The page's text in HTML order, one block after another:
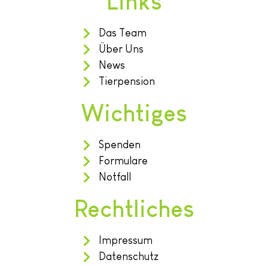
Das Team
Über Uns
News
Tierpension
Wichtiges
Spenden
Formulare
Notfall
Rechtliches
Impressum
Datenschutz